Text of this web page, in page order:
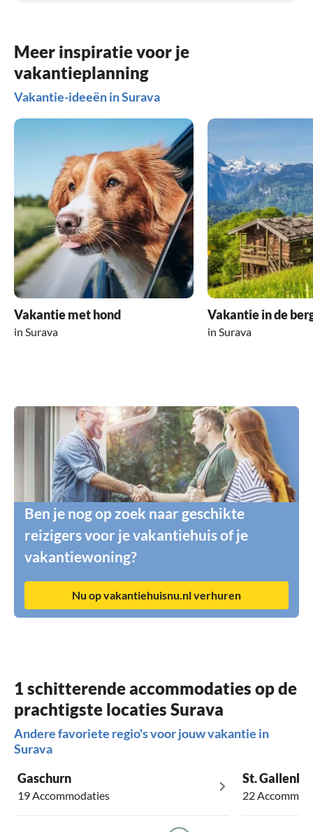
Meer inspiratie voor je
vakantieplanning
Vakantie-ideeën in Surava
Vakantie met hond
in Surava
Vakantie in de
in Surava
Ben je nog op zoek naar geschikte
reizigers voor je vakantiehuis of je
vakantiewoning?
Nu op vakantiehuisnu.nl verhuren
1 schitterende accommodaties op de
prachtigste locaties Surava
Andere favoriete regio's voor jouw vakantie in
Surava
Gaschurn
19 Accommodaties
St.
22